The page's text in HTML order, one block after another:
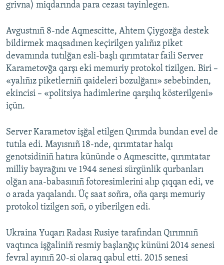
grivna) miqdarında para cezası tayinlegen.
Avgustnıñ 8-nde Aqmescitte, Ahtem Çiygozğa destek
bildirmek maqsadınen keçirilgen yalıñız piket
devamında tutılğan esli-başlı qırımtatar faili Server
Karametovğa qarşı eki memuriy protokol tizilgen. Biri –
«yalıñız piketlerniñ qaideleri bozulğanı» sebebinden,
ekincisi – «politsiya hadimlerine qarşılıq kösterilgeni»
içün.
Server Karametov işğal etilgen Qırımda bundan evel de
tutıla edi. Mayısnıñ 18-nde, qırımtatar halqı
genotsidiniñ hatıra kününde o Aqmescitte, qırımtatar
milliy bayrağını ve 1944 senesi sürgünlik qurbanları
olğan ana-babasınıñ fotoresimlerini alıp çıqqan edi, ve
o arada yaqalandı. Üç saat soñra, oña qarşı memuriy
protokol tizilgen soñ, o yiberilgen edi.
Ukraina Yuqarı Radası Rusiye tarafından Qırımnıñ
vaqtınca işğaliniñ resmiy başlanğıç kününi 2014 senesi
fevral ayınıñ 20-si olaraq qabul etti. 2015 senesi